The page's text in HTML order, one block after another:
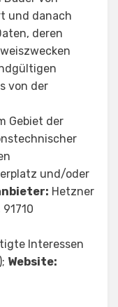
und danach
deren
von der
Gebiet der
und/oder
Hetzner
Interessen
Website: